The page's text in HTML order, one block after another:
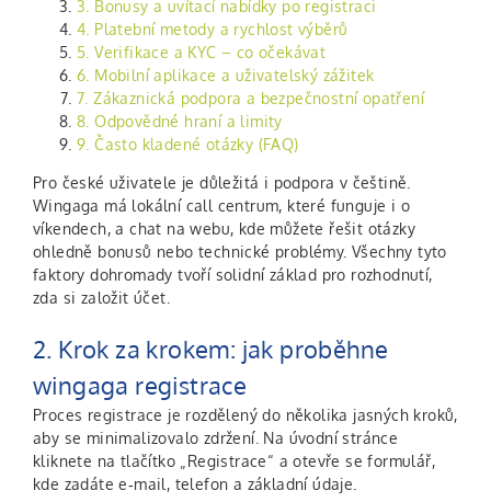
3. Bonusy a uvítací nabídky po registraci
4. Platební metody a rychlost výběrů
5. Verifikace a KYC – co očekávat
6. Mobilní aplikace a uživatelský zážitek
7. Zákaznická podpora a bezpečnostní opatření
8. Odpovědné hraní a limity
9. Často kladené otázky (FAQ)
Pro české uživatele je důležitá i podpora v češtině.
Wingaga má lokální call centrum, které funguje i o
víkendech, a chat na webu, kde můžete řešit otázky
ohledně bonusů nebo technické problémy. Všechny tyto
faktory dohromady tvoří solidní základ pro rozhodnutí,
zda si založit účet.
2. Krok za krokem: jak proběhne
wingaga registrace
Proces registrace je rozdělený do několika jasných kroků,
aby se minimalizovalo zdržení. Na úvodní stránce
kliknete na tlačítko „Registrace“ a otevře se formulář,
kde zadáte e‑mail, telefon a základní údaje.